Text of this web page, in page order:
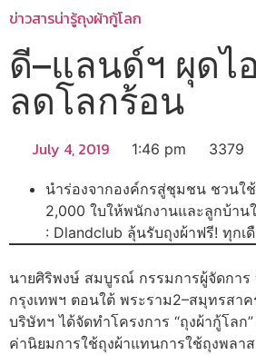
ข่าวสารน่ารู้ถุงผ้ากู้โลก
ดี–แลนด์ฯ ผุดไ
ลดโลกร้อน
July 4, 2019 1:46 pm 3379
นำร่องจากองค์กรสู่ชุมชน ชวนใ
2,000 ใบให้พนักงานและลูกบ้า
: Dlandclub ลุ้นรับถุงผ้าฟรี! ทุกเ
นายศิริพงษ์ สมบูรณ์ กรรมการผู้จัดกา
กรุงเทพฯ ตอนใต้ พระราม2–สมุทรสา
บริษัทฯ ได้จัดทำโครงการ “ถุงผ้ากู้โลก
ค่านิยมการใช้ถุงผ้าแทนการใช้ถุงพลา